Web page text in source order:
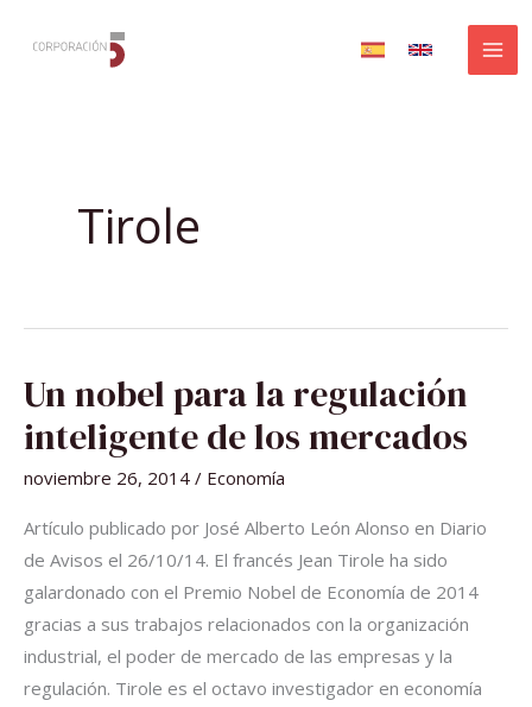
Tirole
Un nobel para la regulación
inteligente de los mercados
noviembre 26, 2014 / Economía
Artículo publicado por José Alberto León Alonso en Diario
de Avisos el 26/10/14. El francés Jean Tirole ha sido
galardonado con el Premio Nobel de Economía de 2014
gracias a sus trabajos relacionados con la organización
industrial, el poder de mercado de las empresas y la
regulación. Tirole es el octavo investigador en economía
NOBEL
PARA
REGULACIÓN
INTELIGENTE
LOS
MERCADOS